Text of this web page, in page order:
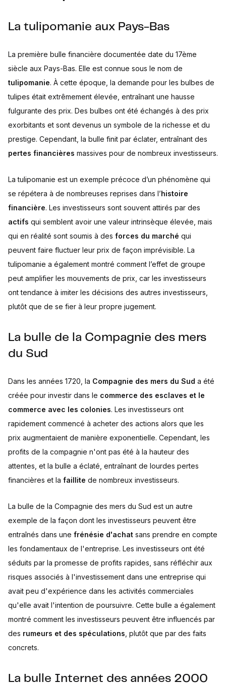
La tulipomanie aux Pays-Bas
La première bulle financière documentée date du 17ème
siècle aux Pays-Bas. Elle est connue sous le nom de
tulipomanie. À cette époque, la demande pour les bulbes de
tulipes était extrêmement élevée, entraînant une hausse
fulgurante des prix. Des bulbes ont été échangés à des prix
exorbitants et sont devenus un symbole de la richesse et du
prestige. Cependant, la bulle finit par éclater, entraînant des
pertes financières massives pour de nombreux investisseurs.
La tulipomanie est un exemple précoce d’un phénomène qui
se répétera à de nombreuses reprises dans l’histoire
financière. Les investisseurs sont souvent attirés par des
actifs qui semblent avoir une valeur intrinsèque élevée, mais
qui en réalité sont soumis à des forces du marché qui
peuvent faire fluctuer leur prix de façon imprévisible. La
tulipomanie a également montré comment l’effet de groupe
peut amplifier les mouvements de prix, car les investisseurs
ont tendance à imiter les décisions des autres investisseurs,
plutôt que de se fier à leur propre jugement.
La bulle de la Compagnie des mers
du Sud
Dans les années 1720, la Compagnie des mers du Sud a été
créée pour investir dans le commerce des esclaves et le
commerce avec les colonies. Les investisseurs ont
rapidement commencé à acheter des actions alors que les
prix augmentaient de manière exponentielle. Cependant, les
profits de la compagnie n'ont pas été à la hauteur des
attentes, et la bulle a éclaté, entraînant de lourdes pertes
financières et la faillite de nombreux investisseurs.
La bulle de la Compagnie des mers du Sud est un autre
exemple de la façon dont les investisseurs peuvent être
entraînés dans une frénésie d'achat sans prendre en compte
les fondamentaux de l'entreprise. Les investisseurs ont été
séduits par la promesse de profits rapides, sans réfléchir aux
risques associés à l'investissement dans une entreprise qui
avait peu d'expérience dans les activités commerciales
qu'elle avait l'intention de poursuivre. Cette bulle a également
montré comment les investisseurs peuvent être influencés par
des rumeurs et des spéculations , plutôt que par des faits
concrets.
La bulle Internet des années 2000